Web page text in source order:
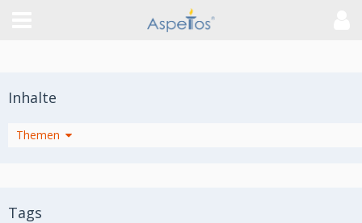
Inhalte
Artikel
Themen
Tags